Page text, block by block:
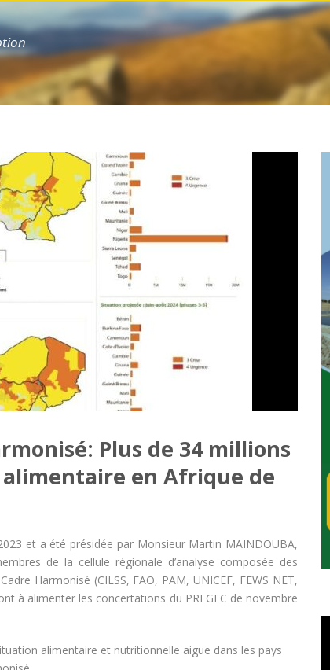
Plus de 34 millions
en Afrique de
et a été présidée par Monsieur Martin MAINDOUBA,
de la cellule régionale d’analyse composée des
Harmonisé (CILSS, FAO, PAM, UNICEF, FEWS NET,
à alimenter les concertations du PREGEC de novembre
alimentaire et nutritionnelle aigue dans les pays